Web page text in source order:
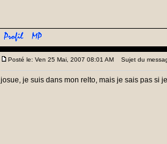
Posté le: Ven 25 Mai, 2007 08:01 AM Sujet du
josue, je suis dans mon relto, mais je sais pas si